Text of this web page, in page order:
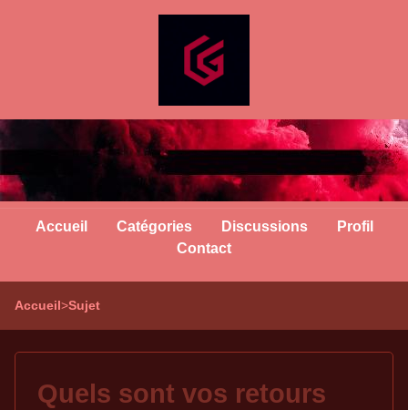
Accueil Catégories Discussions
Profil
Contact
Accueil>Sujet
Quels sont vos retours